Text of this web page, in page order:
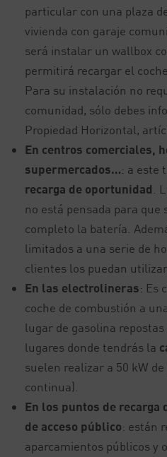
particular con una plaza
vivienda con garaje
será instalar un wallbox
permitirá recargar el
Para su instalación no
comunidad, sólo debes
Propiedad Horizontal,
En centros comerciales,
supermercados…: a este
recarga de oportunidad .
no está pensada para que
completo la batería.
limitados a una serie de
clientes los puedan utilizar.
En las electrolineras: Es
coche de combustión a
lugar de gasolina
lugares donde tendrás la
suelen realizar a 50 kW
continua).
En los puntos de recarga
de acceso público: están
aparcamientos públicos y